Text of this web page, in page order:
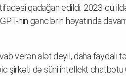
qadağan edildi. 2023-cü
nin gənclərin həyatında
verən alət deyil, daha faydalı
şirkəti də süni intellekt chatbotu